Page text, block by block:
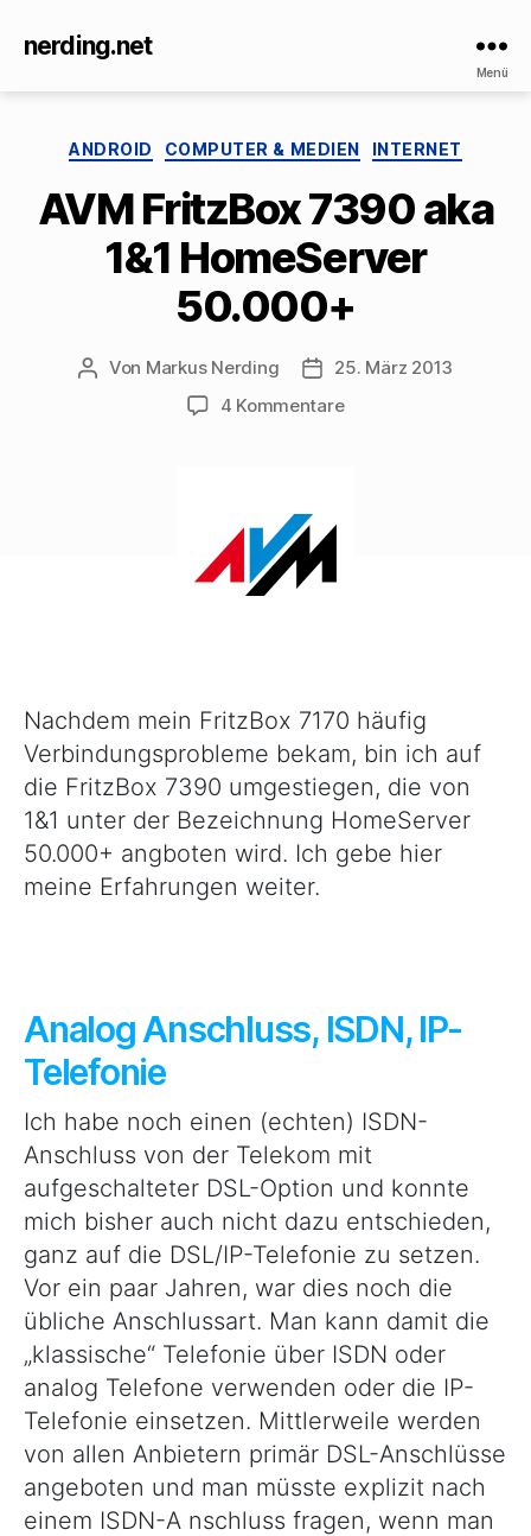
nerding.net
Menü
Kategorien
ANDROID COMPUTER & MEDIEN INTERNET
AVM FritzBox 7390 aka
1&1 HomeServer
50.000+
Beitragsautor
Von Markus Nerding Veröffentlichungsdatum
25. März 2013
4 Kommentarezu
Nachdem mein FritzBox 7170 häufig
Verbindungsprobleme bekam, bin ich auf
die FritzBox 7390 umgestiegen, die von
1&1 unter der Bezeichnung HomeServer
50.000+ angboten wird. Ich gebe hier
meine Erfahrungen weiter.
Analog Anschluss, ISDN, IP-
Telefonie
Ich habe noch einen (echten) ISDN-
Anschluss von der Telekom mit
aufgeschalteter DSL-Option und konnte
mich bisher auch nicht dazu entschieden,
ganz auf die DSL/IP-Telefonie zu setzen.
Vor ein paar Jahren, war dies noch die
übliche Anschlussart. Man kann damit die
„klassische“ Telefonie über ISDN oder
analog Telefone verwenden oder die IP-
Telefonie einsetzen. Mittlerweile werden
von allen Anbietern primär DSL-Anschlüsse
angeboten und man müsste explizit nach
einem ISDN-A nschluss fragen, wenn man